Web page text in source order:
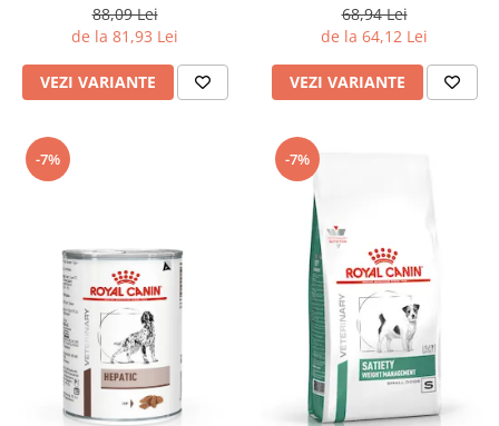
88,09 Lei
de la 81,93 Lei
VEZI VARIANTE
68,94 Lei
de la 64,12 Lei
VEZI VARIANTE
-7% -7%